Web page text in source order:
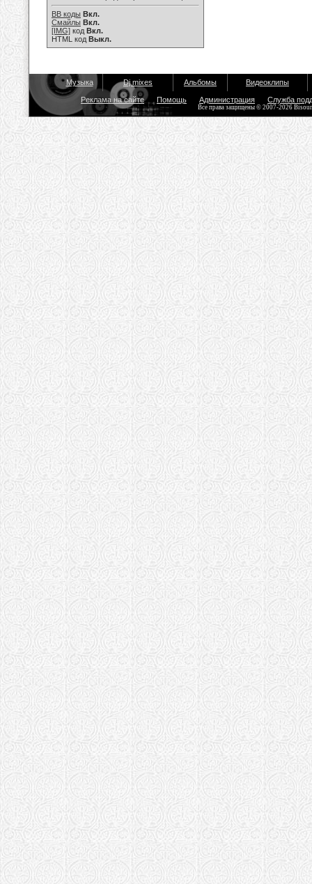
BB коды Вкл.
Смайлы Вкл.
[IMG] код Вкл.
HTML код Выкл.
Музыка Dj mixes Альбомы Видеоклипы
Реклама на сайте Помощь Администрация Служба
Все права защищены © 2007-2026